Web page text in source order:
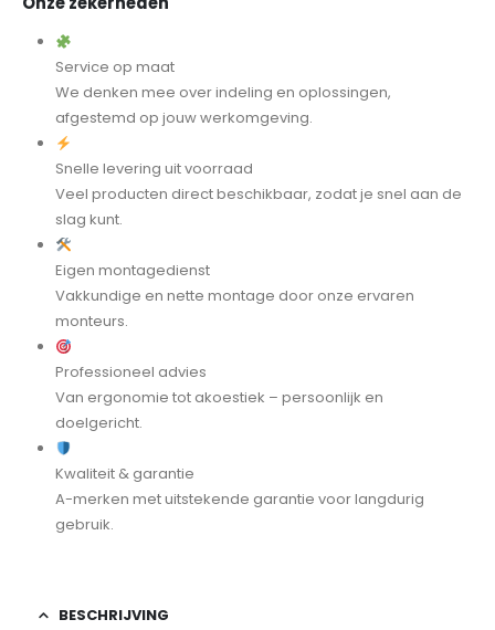
Service op maat
We denken mee over indeling en oplossingen,
afgestemd op jouw werkomgeving.
Snelle levering uit voorraad
Veel producten direct beschikbaar, zodat je snel aan de
slag kunt.
Eigen montagedienst
Vakkundige en nette montage door onze ervaren
monteurs.
Professioneel advies
Van ergonomie tot akoestiek – persoonlijk en
doelgericht.
Kwaliteit & garantie
A-merken met uitstekende garantie voor langdurig
gebruik.
BESCHRIJVING